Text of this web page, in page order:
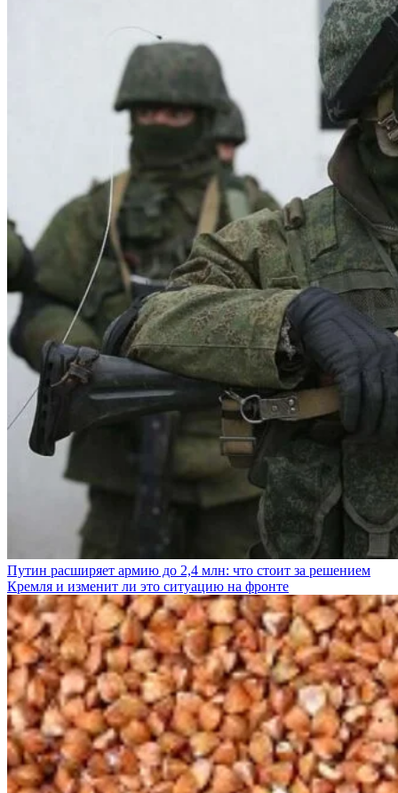
Путин расширяет армию до 2,4 млн: что стоит за решением
Кремля и изменит ли это ситуацию на фронте